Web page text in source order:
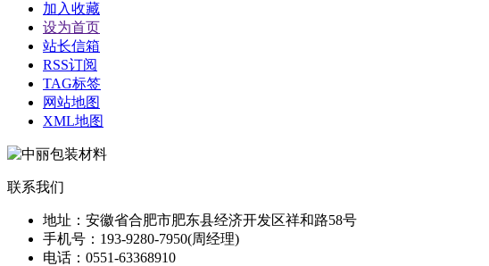
加入收藏
设为首页
站长信箱
RSS订阅
TAG标签
网站地图
XML地图
联系我们
地址：安徽省合肥市肥东县经济开发区祥和路58号
手机号：193-9280-7950(周经理)
电话：0551-63368910